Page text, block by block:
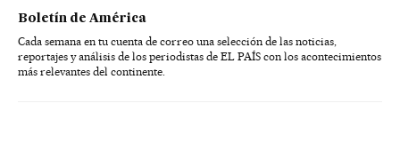
Boletín de América
Cada semana en tu cuenta de correo una selección de las noticias,
reportajes y análisis de los periodistas de EL PAÍS con los acontecimientos
más relevantes del continente.